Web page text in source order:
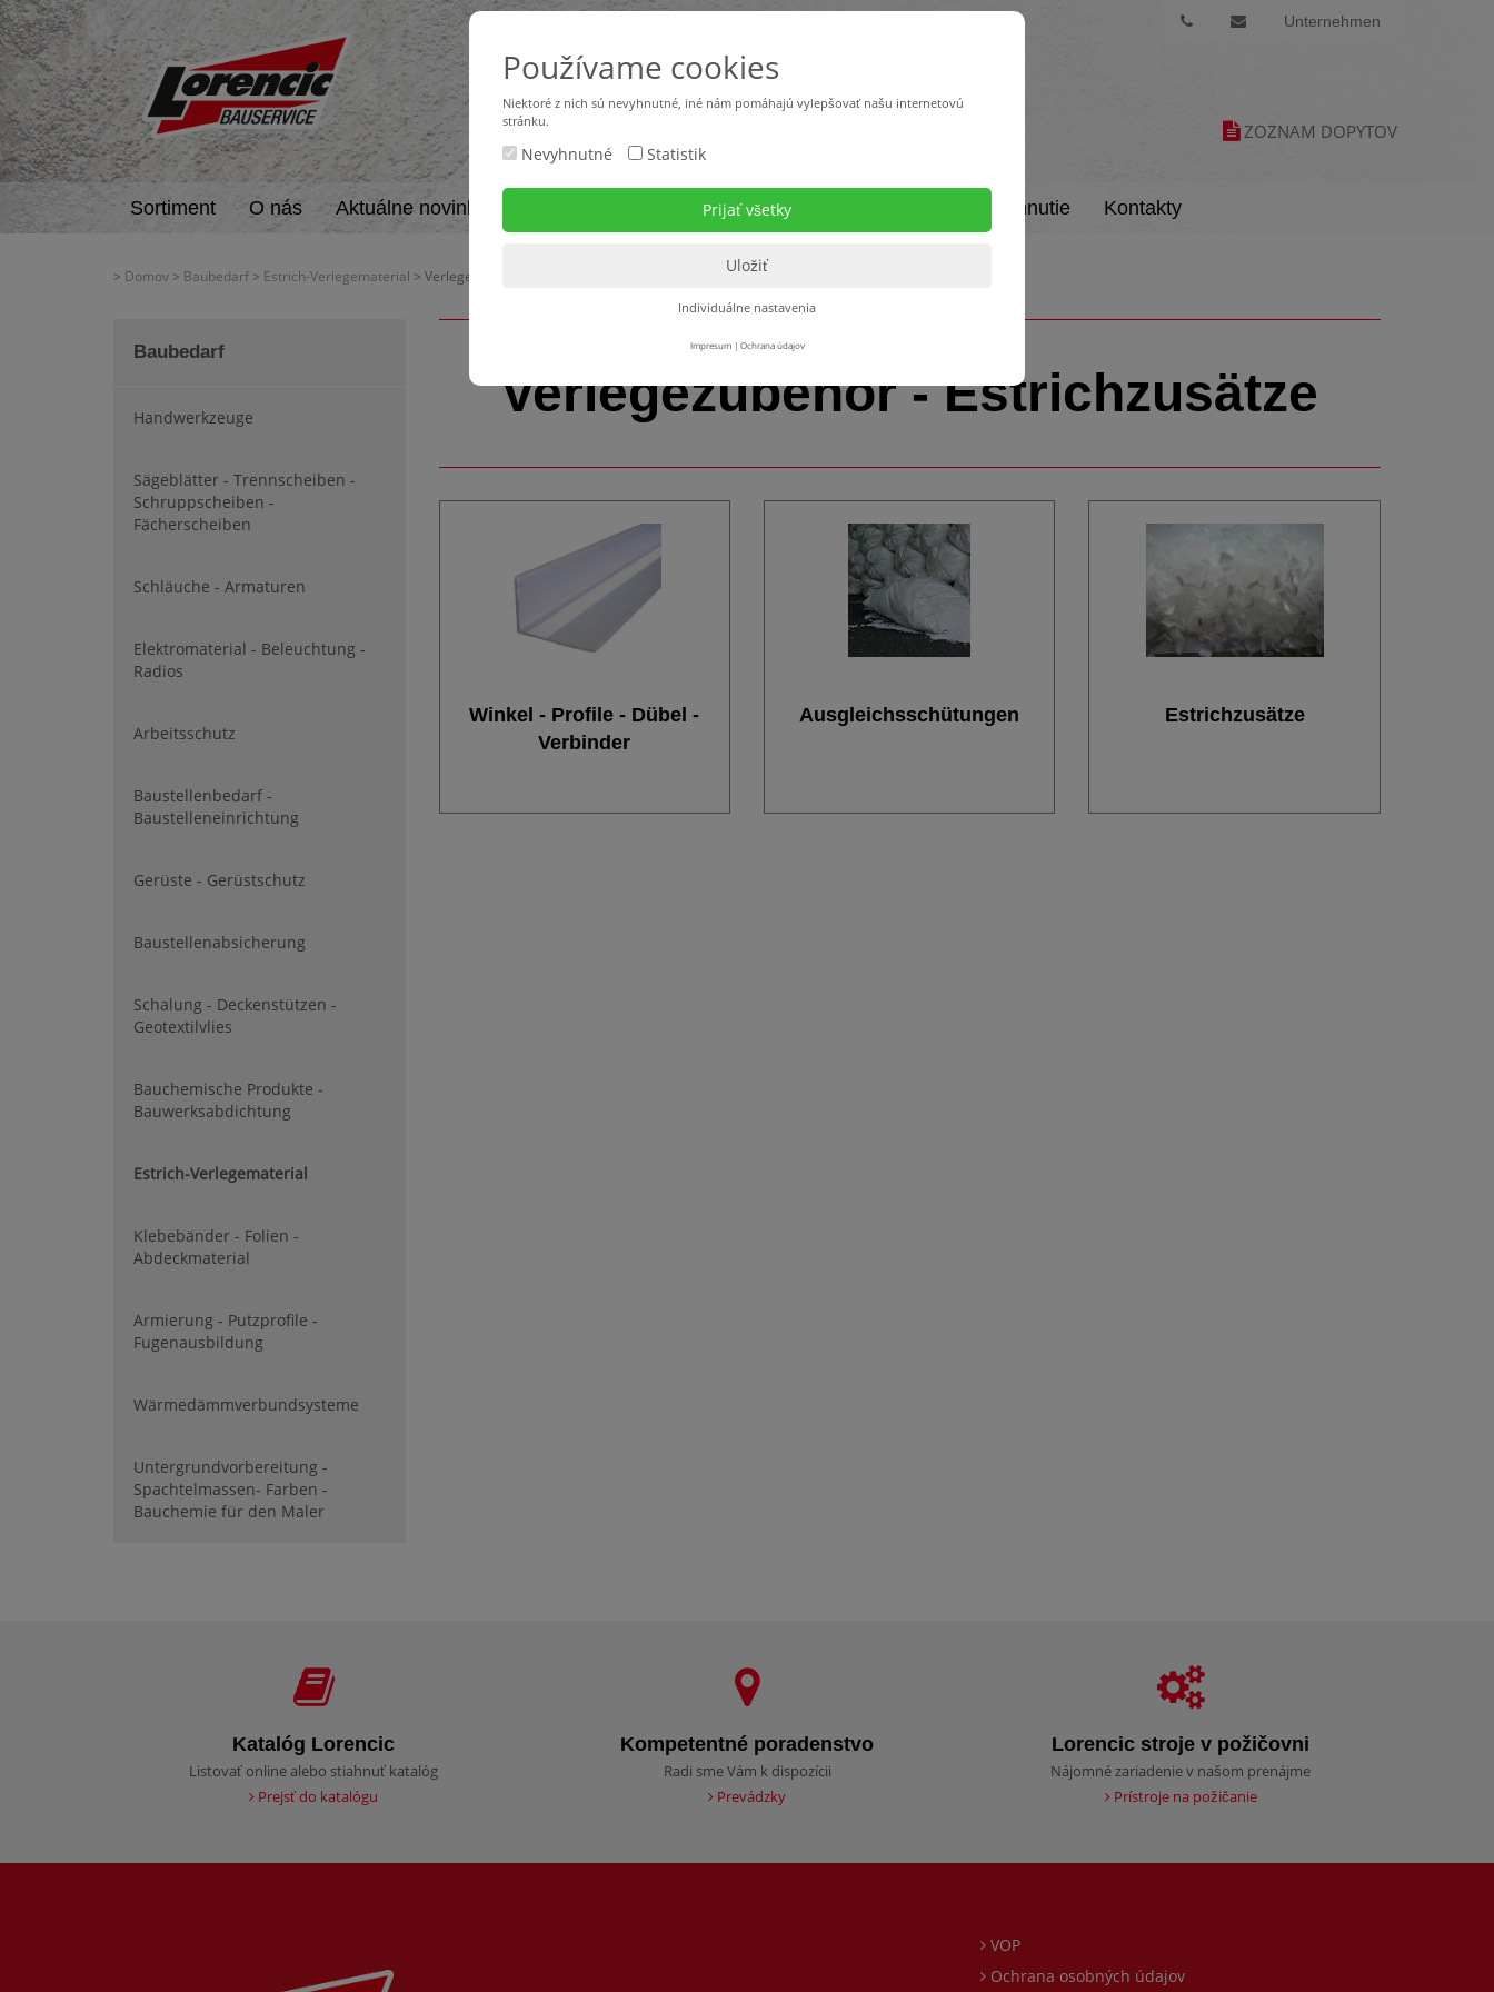
Unternehmen
ZOZNAM DOPYTOV
Sortiment O nás Aktuálne novinky Stroje v požičovni Na stiahnutie Kontakty
> Domov > Baubedarf > Estrich-Verlegematerial > Verlegezubehör - Estrichzusätze
Baubedarf
Handwerkzeuge
Sägeblätter - Trennscheiben -
Schruppscheiben -
Fächerscheiben
Schläuche - Armaturen
Elektromaterial - Beleuchtung -
Radios
Arbeitsschutz
Baustellenbedarf -
Baustelleneinrichtung
Gerüste - Gerüstschutz
Baustellenabsicherung
Schalung - Deckenstützen -
Geotextilvlies
Bauchemische Produkte -
Bauwerksabdichtung
Estrich-Verlegematerial
Klebebänder - Folien -
Abdeckmaterial
Armierung - Putzprofile -
Fugenausbildung
Wärmedämmverbundsysteme
Untergrundvorbereitung -
Spachtelmassen- Farben -
Bauchemie für den Maler
Verlegezubehör - Estrichzusätze
Winkel - Profile - Dübel -
Verbinder
Ausgleichsschütungen Estrichzusätze
Katalóg Lorencic
Listovať online alebo stiahnuť katalóg
Prejsť do katalógu
Kompetentné poradenstvo
Radi sme Vám k dispozícii
Prevádzky
Lorencic stroje v požičovni
Nájomné zariadenie v našom prenájme
Prístroje na požičanie
VOP
Ochrana osobných údajov
Používame cookies
Niektoré z nich sú nevyhnutné, iné nám pomáhajú vylepšovať našu internetovú
stránku.
Nevyhnutné Statistik
Individuálne nastavenia
Impresum| Ochrana údajov